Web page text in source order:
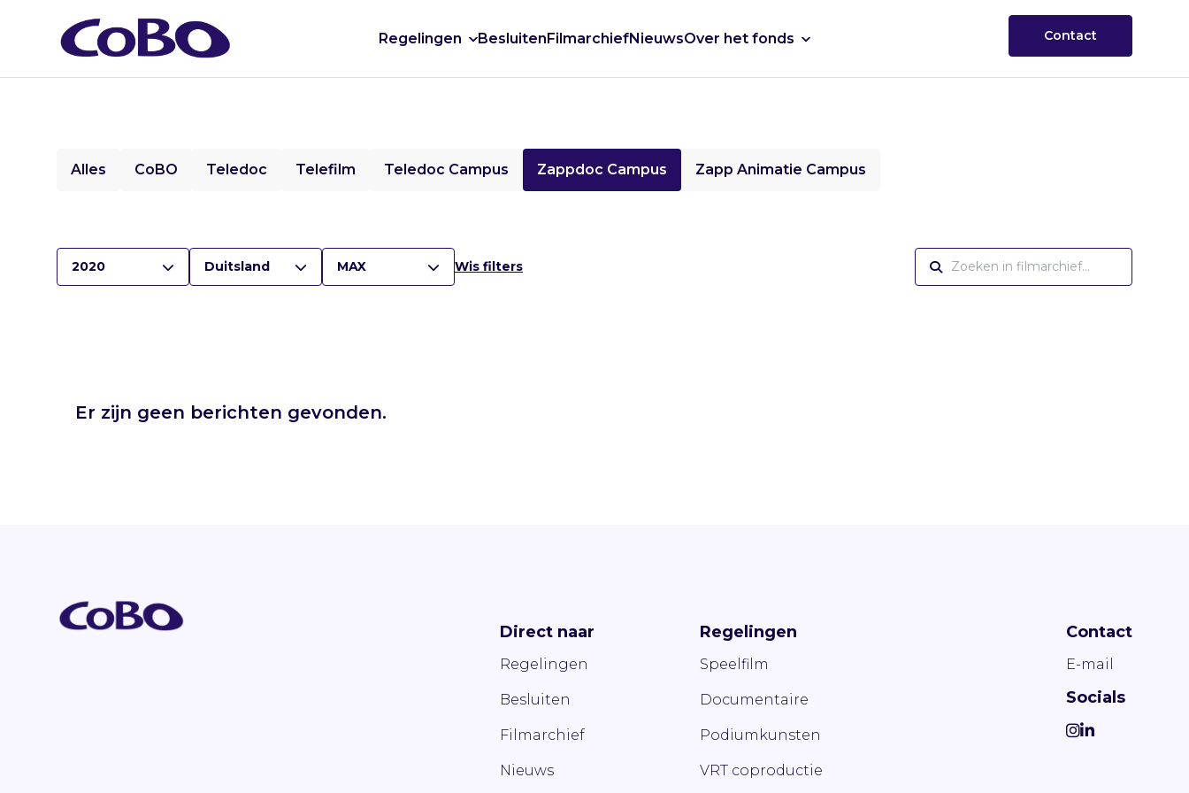
Regelingen BesluitenFilmarchiefNieuwsOver het fonds Contact
Alles CoBO Teledoc Telefilm Teledoc Campus Zappdoc Campus Zapp Animatie Campus
2020 Duitsland MAX Wis filters
Er zijn geen berichten gevonden.
Direct naar
Regelingen
Besluiten
Filmarchief
Nieuws
Regelingen
Speelfilm
Documentaire
Podiumkunsten
VRT coproductie
Contact
E-mail
Socials